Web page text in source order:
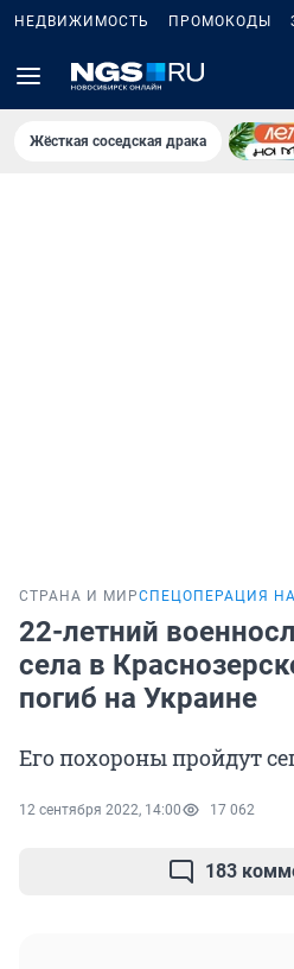
НЕДВИЖИМОСТЬ ПРОМОКОДЫ
Жёсткая соседская драка
СТРАНА И МИРСПЕЦОПЕРАЦИЯ
22-летний
села в
погиб на Украине
Его похороны пройдут
12 сентября 2022, 14:00 17 062
183